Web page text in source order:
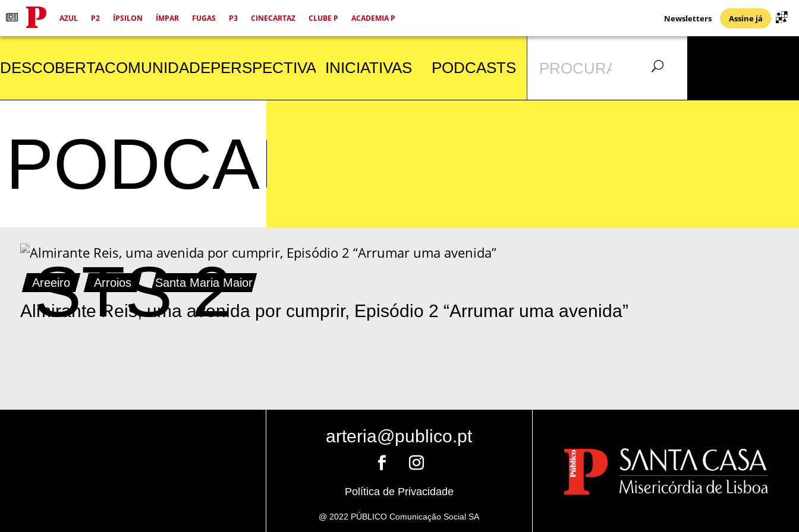
AZUL P2 ÍPSILON ÍMPAR FUGAS P3 CINECARTAZ CLUBE P ACADEMIA P Newsletters Assine já
DESCOBERTACOMUNIDADEPERSPECTIVA INICIATIVAS PODCASTS
PODCA
STS 2
Almirante Reis, uma avenida por cumprir, Episódio 2 “Arrumar uma avenida”
Areeiro Arroios Santa Maria Maior
arteria@publico.pt
Política de Privacidade
@ 2022 PÚBLICO Comunicação Social SA